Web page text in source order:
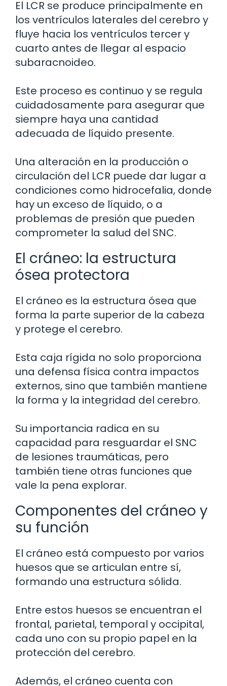
El LCR se produce principalmente en
los ventrículos laterales del cerebro y
fluye hacia los ventrículos tercer y
cuarto antes de llegar al espacio
subaracnoideo.
Este proceso es continuo y se regula
cuidadosamente para asegurar que
siempre haya una cantidad
adecuada de líquido presente.
Una alteración en la producción o
circulación del LCR puede dar lugar a
condiciones como hidrocefalia, donde
hay un exceso de líquido, o a
problemas de presión que pueden
comprometer la salud del SNC.
El cráneo: la estructura
ósea protectora
El cráneo es la estructura ósea que
forma la parte superior de la cabeza
y protege el cerebro.
Esta caja rígida no solo proporciona
una defensa física contra impactos
externos, sino que también mantiene
la forma y la integridad del cerebro.
Su importancia radica en su
capacidad para resguardar el SNC
de lesiones traumáticas, pero
también tiene otras funciones que
vale la pena explorar.
Componentes del cráneo y
su función
El cráneo está compuesto por varios
huesos que se articulan entre sí,
formando una estructura sólida.
Entre estos huesos se encuentran el
frontal, parietal, temporal y occipital,
cada uno con su propio papel en la
protección del cerebro.
Además, el cráneo cuenta con